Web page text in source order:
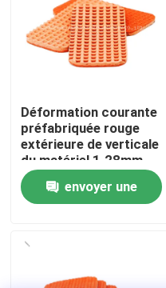
Visite de l'usine
Nous contacter
Nouvelles
Demander un devis
Déformation courante
préfabriquée rouge
extérieure de verticale
du matériel 1.28mm
de voie
envoyer une